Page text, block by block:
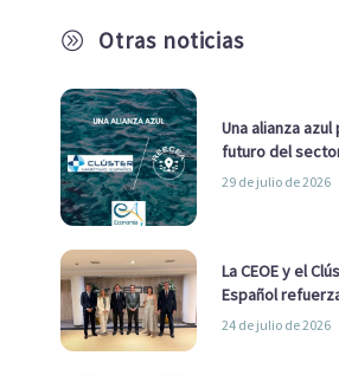
A Otras noticias
Una alianza
futuro del
29 de julio de 2026
La CEOE y el
Español
impulsar una
24 de julio de 2026